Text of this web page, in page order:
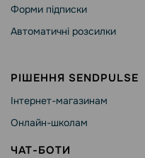
Форми підписки
Автоматичні розсилки
РІШЕННЯ SENDPULSE
Інтернет-магазинам
Онлайн-школам
ЧАТ-БОТИ